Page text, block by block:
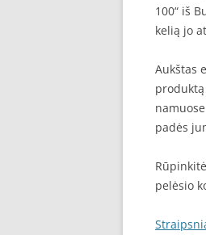
100“ iš
kelią jo
Aukštas
produktą
padės
pelėsio